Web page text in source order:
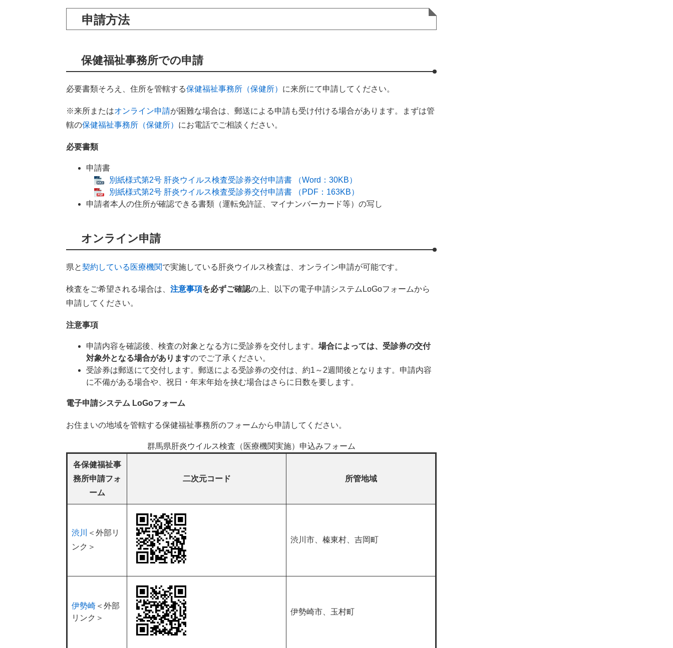
申請方法
​保健福祉事務所での申請
​必要書類そろえ、住所を管轄する保健福祉事務所（保健所） に来所にて申請してください。
※来所またはオンライン申請が困難な場合は、郵送による申請も受け付ける場合があります。まずは管
轄の保健福祉事務所（保健所） にお電話でご相談ください。
​必要書類
申請書
別紙様式第2号 肝炎ウイルス検査受診券交付申請書 （Word：30KB）
別紙様式第2号 肝炎ウイルス検査受診券交付申請書 （PDF：163KB）
申請者本人の住所が確認できる書類（運転免許証、マイナンバーカード等）の写し
オンライン申請
県と契約している医療機関で実施している肝炎ウイルス検査は、オンライン申請が可能です。
検査をご希望される場合は、 注意事項を必ずご確認の上、以下の電子申請システムLoGoフォームから
申請してください。
注意事項
申請内容を確認後、検査の対象となる方に受診券を交付します。 場合によっては、受診券の交付
対象外となる場合がありますのでご了承ください。
受診券は郵送にて交付します。郵送による受診券の交付は、約1～2週間後となります。申請内容
に不備がある場合や、祝日・年末年始を挟む場合はさらに日数を要します。
電子申請システム LoGoフォーム
お住まいの地域を管轄する保健福祉事務所のフォームから申請してください。
群馬県肝炎ウイルス検査（医療機関実施）申込みフォーム
各保健福祉事
務所申請フォ
ーム
二次元コード 所管地域
渋川
＜外部リ
ンク＞
渋川市、榛東村、吉岡町
伊勢崎 ＜外部
リンク＞
伊勢崎市、玉村町